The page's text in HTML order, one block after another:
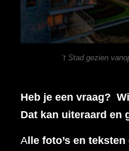
’t Stad gezien
Heb je een vraag?
Dat kan uiteraard en
Alle foto’s en